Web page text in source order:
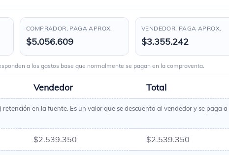
COMPRADOR, PAGA APROX.
$5.056.609
VENDEDOR, PAGA APROX.
$3.355.242
a los gastos base que normalmente se pagan en la compraventa.
Vendedor Total
retención en la fuente. Es un valor que se descuenta al vendedor y se paga a
$2.539.350 $2.539.350